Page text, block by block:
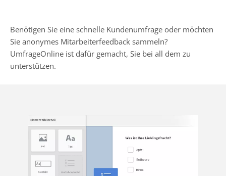
Benötigen Sie eine schnelle Kundenumfrage oder möchten
Sie anonymes Mitarbeiterfeedback sammeln?
UmfrageOnline ist dafür gemacht, Sie bei all dem zu
unterstützen.